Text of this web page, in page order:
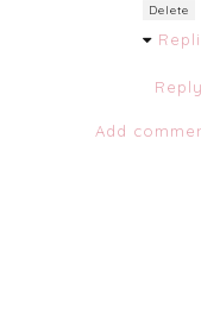
Delete
Reply
Add